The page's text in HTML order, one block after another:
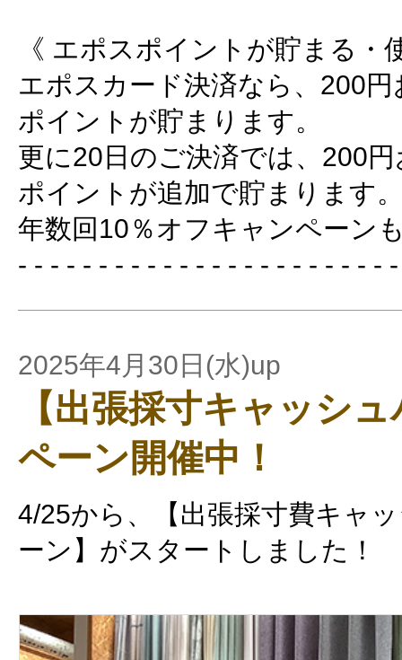
《 エポスポイントが貯まる・
エポスカード決済なら、200
ポイントが貯まります。
更に20日のご決済では、200
ポイントが追加で貯まります
年数回10％オフキャンペーン
- - - - - - - - - - - - - - - - - - - - - - -
2025年4月30日(水)up
【出張採寸キャッシ
ペーン開催中！
4/25から、【出張採寸費キャ
ーン】がスタートしました！